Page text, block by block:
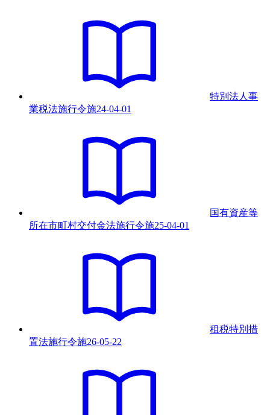
特別法人事
業税法施行令施24-04-01
国有資産等
所在市町村交付金法施行令施25-04-01
租税特別措
置法施行令施26-05-22